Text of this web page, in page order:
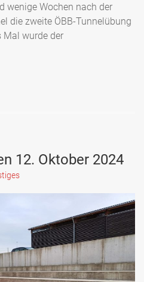
wenige Wochen nach der
die zweite ÖBB-Tunnelübung
Mal wurde der
12. Oktober 2024